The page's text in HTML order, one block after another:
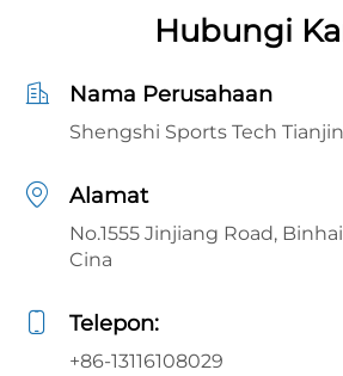
Hubungi
Nama Perusahaan
Shengshi Sports Tech
Alamat
No.1555 Jinjiang Road,
Cina
Telepon:
+86-13116108029